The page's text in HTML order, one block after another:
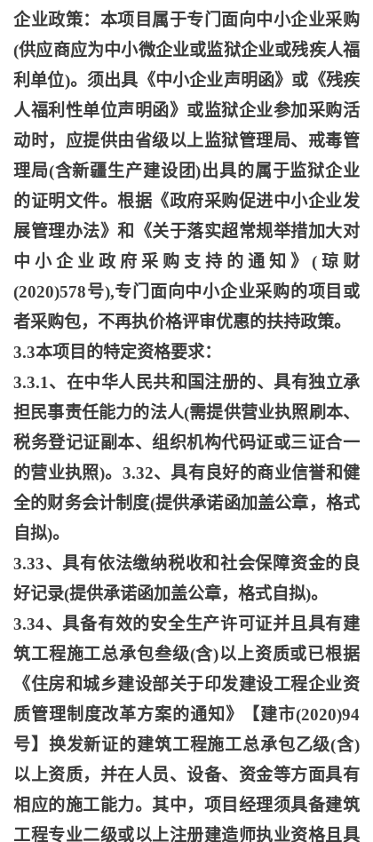
企业政策：本项目属于专门面向中小企业采购
(供应商应为中小微企业或监狱企业或残疾人福
利单位)。须出具《中小企业声明函》或《残疾
人福利性单位声明函》或监狱企业参加采购活
动时，应提供由省级以上监狱管理局、戒毒管
理局(含新疆生产建设团)出具的属于监狱企业
的证明文件。根据《政府采购促进中小企业发
展管理办法》和《关于落实超常规举措加大对
中小企业政府采购支持的通知》(琼财
(2020)578号),专门面向中小企业采购的项目或
者采购包，不再执价格评审优惠的扶持政策。
3.3本项目的特定资格要求：
3.3.1、在中华人民共和国注册的、具有独立承
担民事责任能力的法人(需提供营业执照刷本、
税务登记证副本、组织机构代码证或三证合一
的营业执照)。3.32、具有良好的商业信誉和健
全的财务会计制度(提供承诺函加盖公章，格式
自拟)。
3.33、具有依法缴纳税收和社会保障资金的良
好记录(提供承诺函加盖公章，格式自拟)。
3.34、具备有效的安全生产许可证并且具有建
筑工程施工总承包叁级(含)以上资质或已根据
《住房和城乡建设部关于印发建设工程企业资
质管理制度改革方案的通知》【建市(2020)94
号】换发新证的建筑工程施工总承包乙级(含)
以上资质，并在人员、设备、资金等方面具有
相应的施工能力。其中，项目经理须具备建筑
工程专业二级或以上注册建造师执业资格且具